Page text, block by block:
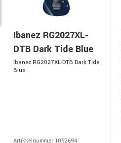
Ibanez RG2027XL-
DTB Dark Tide Blue
Ibanez RG2027XL-DTB Dark Tide
Blue
Artikkelnummer 1062694